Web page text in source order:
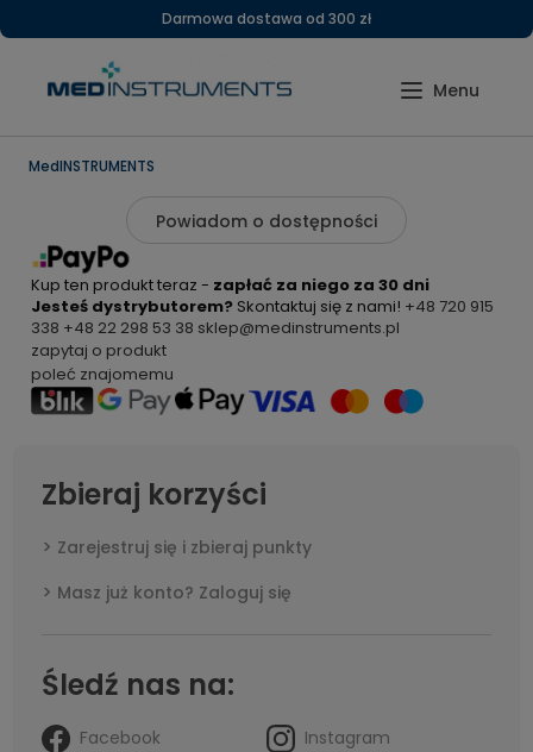
Darmowa dostawa od 300 zł
MedINSTRUMENTS
Powiadom o dostępności
Kup ten produkt teraz - zapłać za niego za 30 dni
Jesteś dystrybutorem? Skontaktuj się z nami! +48 720 915
338 +48 22 298 53 38 sklep@medinstruments.pl
zapytaj o produkt
poleć znajomemu
Zbieraj korzyści
Zarejestruj się i zbieraj punkty
Masz już konto? Zaloguj się
Śledź nas na:
Facebook
Instagram